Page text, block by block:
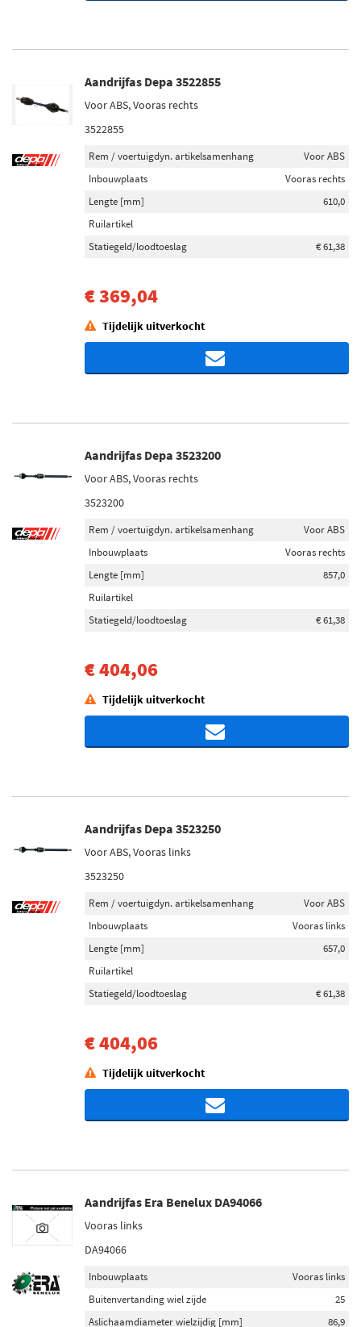
Aandrijfas Depa 3522855
Voor ABS, Vooras rechts
3522855
Rem / voertuigdyn. artikelsamenhang
Voor ABS
Inbouwplaats
Vooras rechts
Lengte [mm]
610,0
Ruilartikel
Statiegeld/loodtoeslag
€ 61,38
€ 369,04
Tijdelijk uitverkocht
Aandrijfas Depa 3523200
Voor ABS, Vooras rechts
3523200
Rem / voertuigdyn. artikelsamenhang
Voor ABS
Inbouwplaats
Vooras rechts
Lengte [mm]
857,0
Ruilartikel
Statiegeld/loodtoeslag
€ 61,38
€ 404,06
Tijdelijk uitverkocht
Aandrijfas Depa 3523250
Voor ABS, Vooras links
3523250
Rem / voertuigdyn. artikelsamenhang
Voor ABS
Inbouwplaats
Vooras links
Lengte [mm]
657,0
Ruilartikel
Statiegeld/loodtoeslag
€ 61,38
€ 404,06
Tijdelijk uitverkocht
Aandrijfas Era Benelux DA94066
Vooras links
DA94066
Inbouwplaats
Vooras links
Buitenvertanding wiel zijde
25
Aslichaamdiameter wielzijdig [mm]
86,9